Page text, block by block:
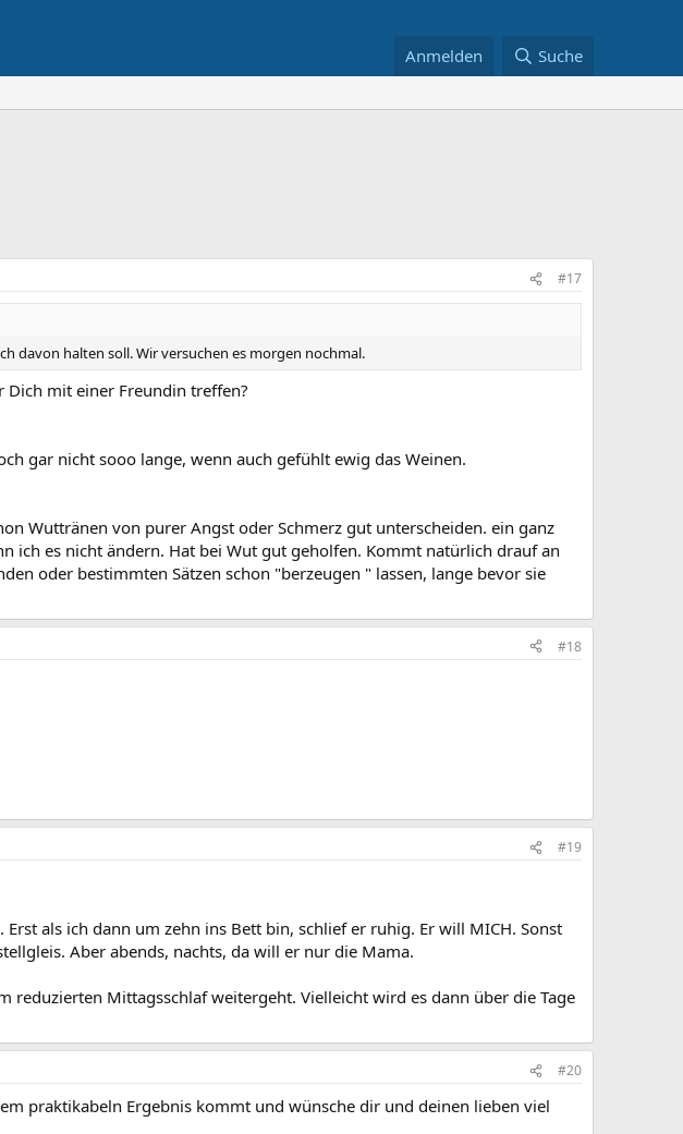
Anmelden Suche
#17
davon halten soll. Wir versuchen es morgen nochmal.
Dich mit einer Freundin treffen?
gar nicht sooo lange, wenn auch gefühlt ewig das Weinen.
Wuttränen von purer Angst oder Schmerz gut unterscheiden. ein ganz
ich es nicht ändern. Hat bei Wut gut geholfen. Kommt natürlich drauf an
oder bestimmten Sätzen schon "berzeugen " lassen, lange bevor sie
#18
#19
als ich dann um zehn ins Bett bin, schlief er ruhig. Er will MICH. Sonst
Aber abends, nachts, da will er nur die Mama.
reduzierten Mittagsschlaf weitergeht. Vielleicht wird es dann über die Tage
#20
praktikabeln Ergebnis kommt und wünsche dir und deinen lieben viel